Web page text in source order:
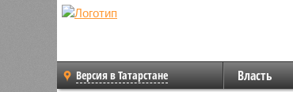
Версия в Татарстане Власть